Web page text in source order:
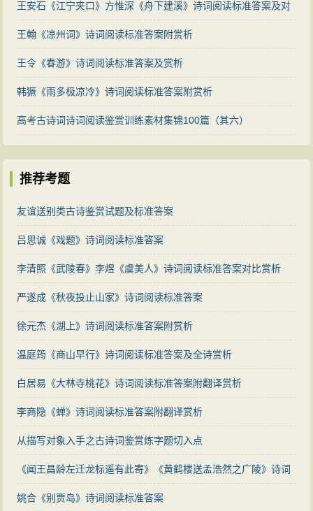
王安石《江宁夹口》方惟深《舟下建溪》诗词阅读标准答案及对
比赏析
王翰《凉州词》诗词阅读标准答案附赏析
王令《春游》诗词阅读标准答案及赏析
韩獗《雨多极凉冷》诗词阅读标准答案附赏析
高考古诗词诗词阅读鉴赏训练素材集锦100篇（其六）
推荐考题
友谊送别类古诗鉴赏试题及标准答案
吕思诚《戏题》诗词阅读标准答案
李清照《武陵春》李煜《虞美人》诗词阅读标准答案对比赏析
严遂成《秋夜投止山家》诗词阅读标准答案
徐元杰《湖上》诗词阅读标准答案附赏析
温庭筠《商山早行》诗词阅读标准答案及全诗赏析
白居易《大林寺桃花》诗词阅读标准答案附翻译赏析
李商隐《蝉》诗词阅读标准答案附翻译赏析
从描写对象入手之古诗词鉴赏炼字题切入点
《闻王昌龄左迁龙标遥有此寄》《黄鹤楼送孟浩然之广陵》诗词
阅读标准答案对比赏析
姚合《别贾岛》诗词阅读标准答案